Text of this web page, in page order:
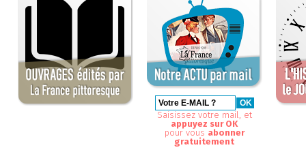
Saisissez votre mail, et
appuyez sur OK
pour vous abonner
gratuitement